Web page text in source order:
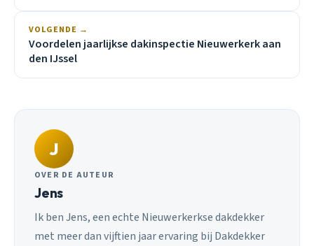
VOLGENDE →
Voordelen jaarlijkse dakinspectie Nieuwerkerk aan
den IJssel
J
OVER DE AUTEUR
Jens
Ik ben Jens, een echte Nieuwerkerkse dakdekker
met meer dan vijftien jaar ervaring bij Dakdekker